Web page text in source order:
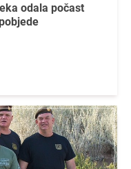
odala počast